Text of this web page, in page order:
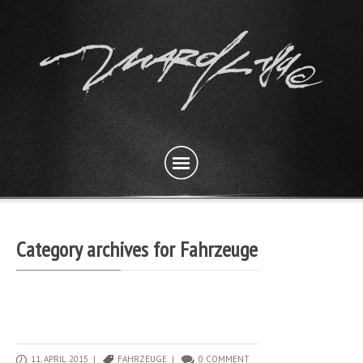
Category archives for Fahrzeuge
11. APRIL 2015 | FAHRZEUGE | 0 COMMENT